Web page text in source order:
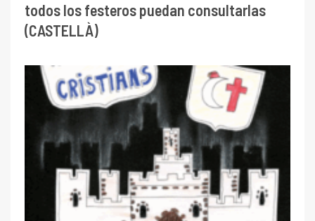
todos los festeros puedan consultarlas
(CASTELLÀ)